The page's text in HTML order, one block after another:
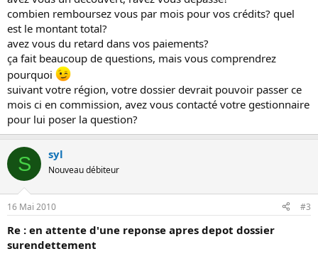
combien remboursez vous par mois pour vos crédits? quel
est le montant total?
avez vous du retard dans vos paiements?
ça fait beaucoup de questions, mais vous comprendrez
pourquoi
suivant votre région, votre dossier devrait pouvoir passer ce
mois ci en commission, avez vous contacté votre gestionnaire
pour lui poser la question?
S syl
Nouveau débiteur
16 Mai 2010 #3
Re : en attente d'une reponse apres depot dossier
surendettement